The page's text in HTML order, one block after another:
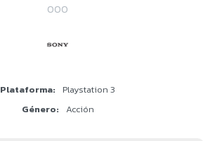
000
Plataforma
Playstation 3
Género
Acción